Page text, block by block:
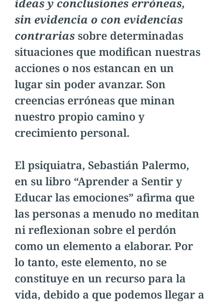
sin evidencia o con evidencias
contrarias sobre determinadas
situaciones que modifican nuestras
acciones o nos estancan en un
lugar sin poder avanzar. Son
creencias erróneas que minan
nuestro propio camino y
crecimiento personal.
El psiquiatra, Sebastián Palermo,
en su libro “Aprender a Sentir y
Educar las emociones” afirma que
las personas a menudo no meditan
ni reflexionan sobre el perdón
como un elemento a elaborar. Por
lo tanto, este elemento, no se
constituye en un recurso para la
vida, debido a que podemos llegar a